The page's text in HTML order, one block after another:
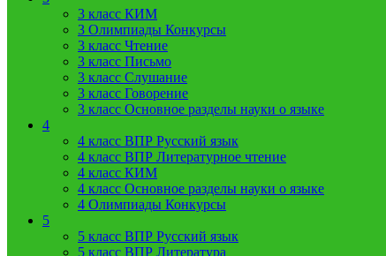
3 класс КИМ
3 Олимпиады Конкурсы
3 класс Чтение
3 класс Письмо
3 класс Слушание
3 класс Говорение
3 класс Основное разделы науки о языке
4
4 класс ВПР Русский язык
4 класс ВПР Литературное чтение
4 класс КИМ
4 класс Основное разделы науки о языке
4 Олимпиады Конкурсы
5
5 класс ВПР Русский язык
5 класс ВПР Литература